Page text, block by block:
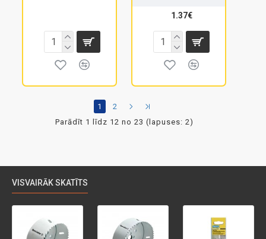
1.37€
1
2
Parādīt 1 līdz 12 no 23 (lapuses: 2)
VISVAIRĀK SKATĪTS